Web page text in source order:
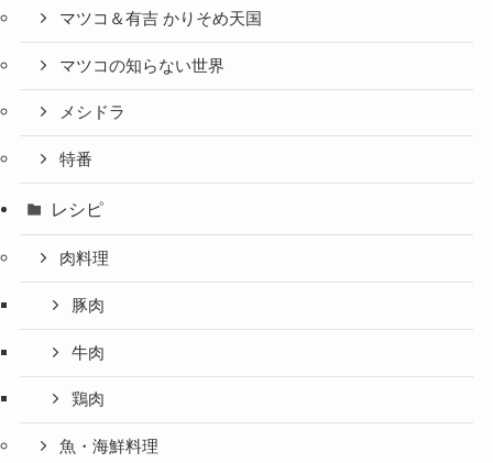
マツコ＆有吉 かりそめ天国
マツコの知らない世界
メシドラ
特番
レシピ
肉料理
豚肉
牛肉
鶏肉
魚・海鮮料理